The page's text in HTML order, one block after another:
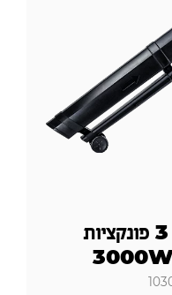
מפוח אוויר חשמלי 3 פונקציות